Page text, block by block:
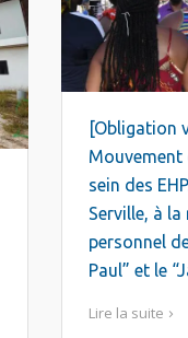
[Obligation
Mouvement
sein des
Serville, à
personnel
Paul” et le
Lire la suite